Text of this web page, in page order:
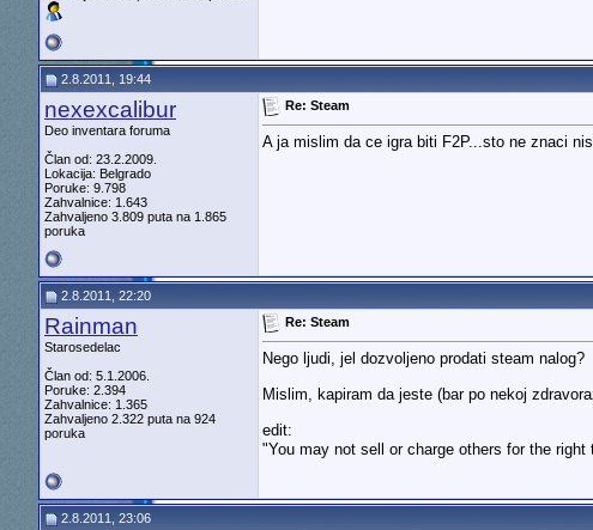
2.8.2011, 19:44
nexexcalibur
Deo inventara foruma
Član od: 23.2.2009.
Lokacija: Belgrado
Poruke: 9.798
Zahvalnice: 1.643
Zahvaljeno 3.809 puta na 1.865
poruka
Re: Steam
A ja mislim da ce igra biti F2P...sto ne znaci
2.8.2011, 22:20
Rainman
Starosedelac
Član od: 5.1.2006.
Poruke: 2.394
Zahvalnice: 1.365
Zahvaljeno 2.322 puta na 924
poruka
Re: Steam
Nego ljudi, jel dozvoljeno prodati steam nalog?
Mislim, kapiram da jeste (bar po nekoj
edit:
"You may not sell or charge others for the
2.8.2011, 23:06